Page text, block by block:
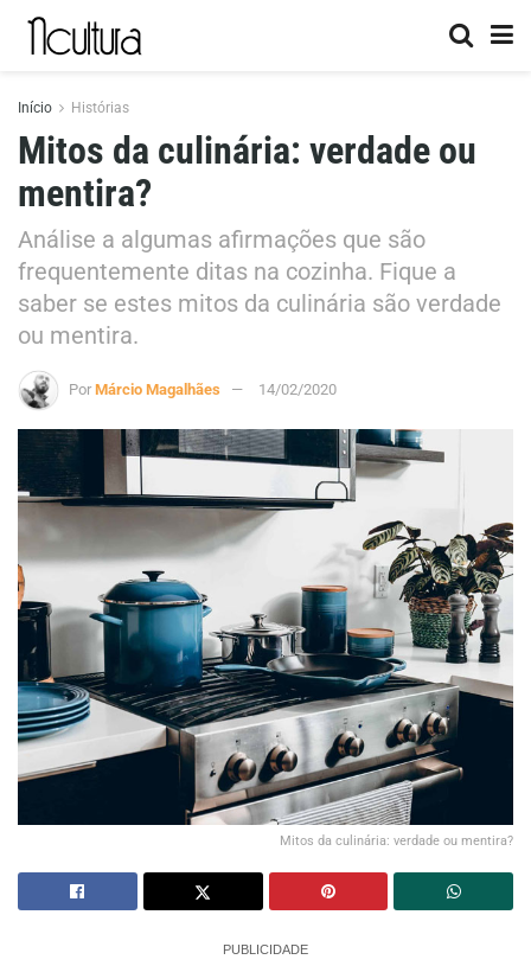
Início Histórias
Mitos da culinária: verdade ou
mentira?
Análise a algumas afirmações que são
frequentemente ditas na cozinha. Fique a
saber se estes mitos da culinária são verdade
ou mentira.
Por Márcio Magalhães 14/02/2020
Mitos da culinária: verdade ou mentira?
PUBLICIDADE